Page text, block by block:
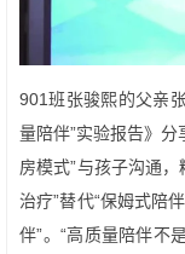
901班张骏熙的父亲
量陪伴”实验报告》
房模式”与孩子沟通
治疗”替代“保姆式陪
伴”。“高质量陪伴不